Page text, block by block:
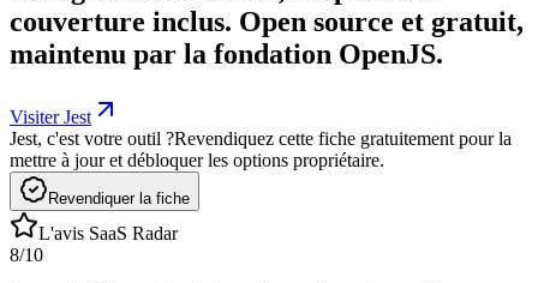
couverture inclus. Open source et gratuit,
maintenu par la fondation OpenJS.
Visiter Jest
Jest, c'est votre outil ?Revendiquez cette fiche gratuitement pour la
mettre à jour et débloquer les options propriétaire.
Revendiquer la fiche
L'avis SaaS Radar
8/10